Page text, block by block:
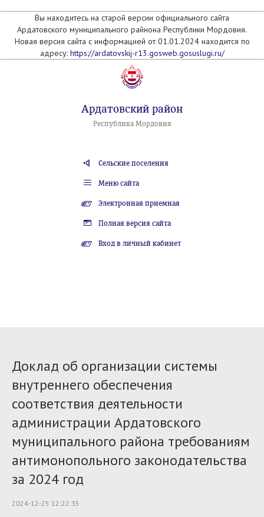
Вы находитесь на старой версии официального сайта
Ардатовского муниципального райнона Республики Мордовия.
Новая версия сайта с информацией от 01.01.2024 находится по
адресу: https://ardatovskij-r13.gosweb.gosuslugi.ru/
Ардатовский район
Республика Мордовия
Сельские поселения
Меню сайта
Электронная приемная
Полная версия сайта
Вход в личный кабинет
Доклад об организации системы
внутреннего обеспечения
соответствия деятельности
администрации Ардатовского
муниципального района требованиям
антимонопольного законодательства
за 2024 год
2024-12-25 12:22:35